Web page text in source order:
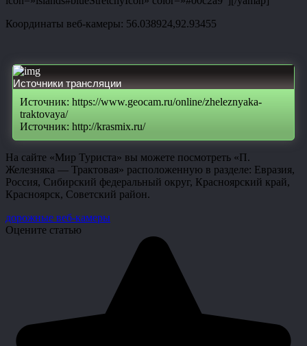
Координаты веб-камеры: 56.038924,92.93455
Источники трансляции
Источник: https://www.geocam.ru/online/zheleznyaka-
traktovaya/
Источник: http://krasmix.ru/
На сайте «Мир Туриста» вы можете посмотреть «П.
Железняка — Трактовая» расположенную в разделе: Евразия,
Россия, Сибирский федеральный округ, Красноярский край,
Красноярск, Советский район.
дорожные веб-камеры
Оцените статью